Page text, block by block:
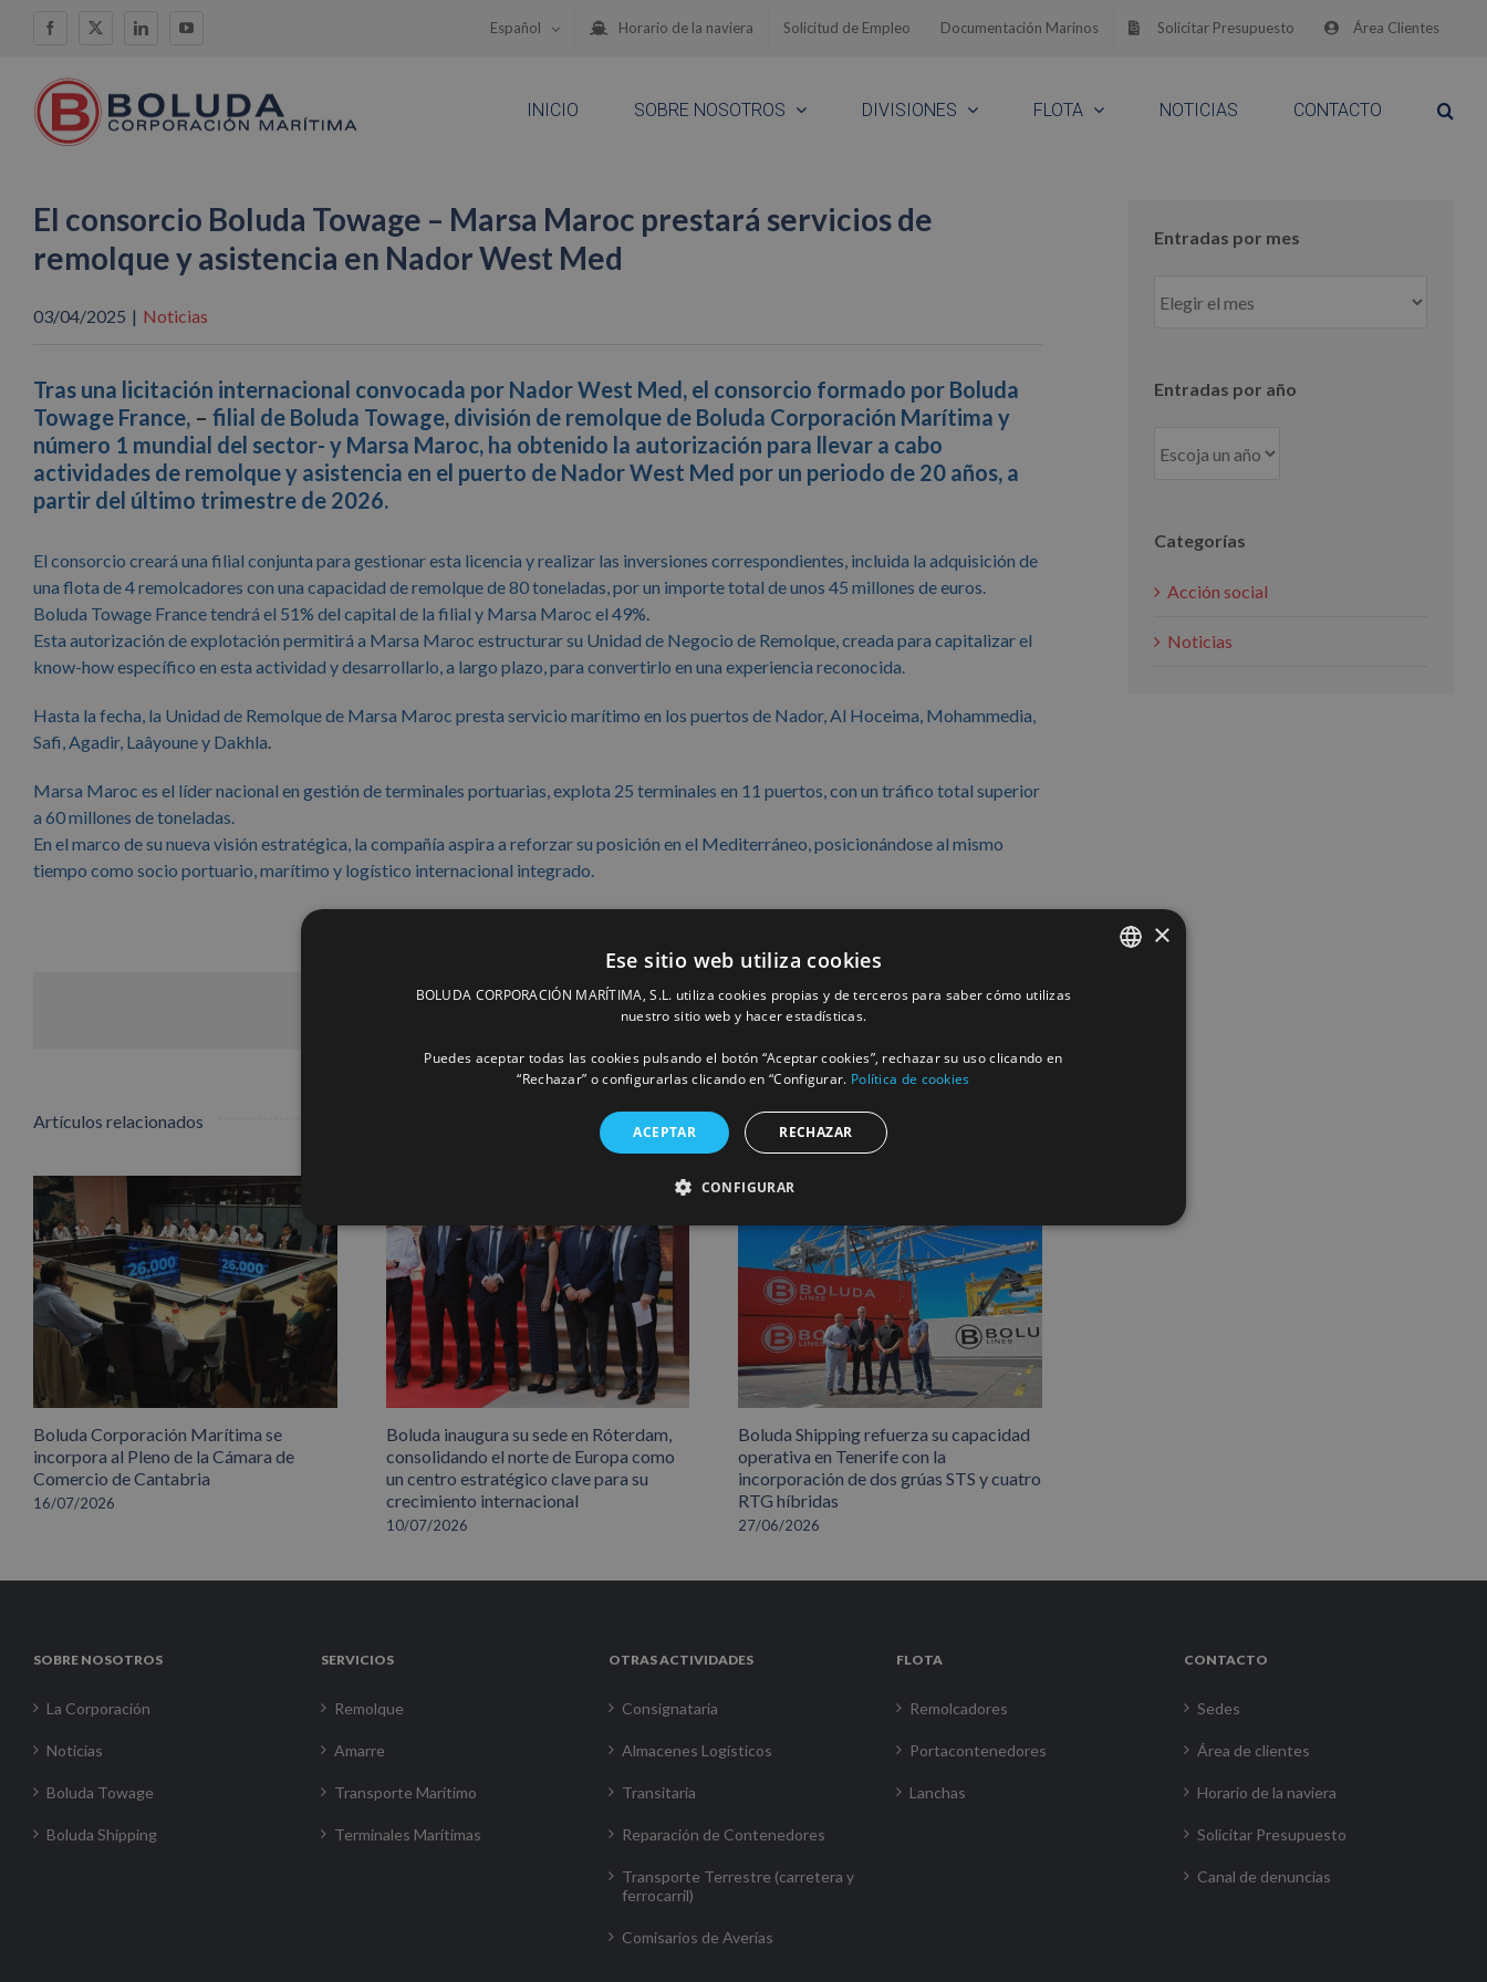
Facebook
X LinkedInYouTube Español Horario de la naviera Solicitud de Empleo Documentación Marinos Solicitar Presupuesto Área Clientes
INICIO SOBRE NOSOTROS DIVISIONES FLOTA NOTICIAS CONTACTO
El consorcio Boluda Towage – Marsa Maroc prestará servicios de
remolque y asistencia en Nador West Med
03/04/2025 | Noticias
Tras una licitación internacional convocada por Nador West Med, el consorcio formado por Boluda
Towage France, – filial de Boluda Towage, división de remolque de Boluda Corporación Marítima y
número 1 mundial del sector- y Marsa Maroc, ha obtenido la autorización para llevar a cabo
actividades de remolque y asistencia en el puerto de Nador West Med por un periodo de 20 años, a
partir del último trimestre de 2026.
El consorcio creará una filial conjunta para gestionar esta licencia y realizar las inversiones correspondientes, incluida la adquisición de
una flota de 4 remolcadores con una capacidad de remolque de 80 toneladas, por un importe total de unos 45 millones de euros.
Boluda Towage France tendrá el 51% del capital de la filial y Marsa Maroc el 49%.
Esta autorización de explotación permitirá a Marsa Maroc estructurar su Unidad de Negocio de Remolque, creada para capitalizar el
know-how específico en esta actividad y desarrollarlo, a largo plazo, para convertirlo en una experiencia reconocida.
Hasta la fecha, la Unidad de Remolque de Marsa Maroc presta servicio marítimo en los puertos de Nador, Al Hoceima, Mohammedia,
Safi, Agadir, Laâyoune y Dakhla.
Marsa Maroc es el líder nacional en gestión de terminales portuarias, explota 25 terminales en 11 puertos, con un tráfico total superior
a 60 millones de toneladas.
En el marco de su nueva visión estratégica, la compañía aspira a reforzar su posición en el Mediterráneo, posicionándose al mismo
tiempo como socio portuario, marítimo y logístico internacional integrado.
Facebook
X LinkedInWhatsApp
PinterestCorreo
Artículos relacionados
Boluda Corporación Marítima se
incorpora al Pleno de la Cámara de
Comercio de Cantabria
16/07/2026
Boluda inaugura su sede en Róterdam,
consolidando el norte de Europa como
un centro estratégico clave para su
crecimiento internacional
10/07/2026
Boluda Shipping refuerza su capacidad
operativa en Tenerife con la
incorporación de dos grúas STS y cuatro
RTG híbridas
27/06/2026
Entradas por mes
por
Entradas por año
Categorías
Acción social
Noticias
SOBRE NOSOTROS
La Corporación
Noticias
Boluda Towage
Boluda Shipping
SERVICIOS
Remolque
Amarre
Transporte Marítimo
Terminales Marítimas
OTRAS ACTIVIDADES
Consignataria
Almacenes Logísticos
Transitaria
Reparación de Contenedores
Transporte Terrestre (carretera y
ferrocarril)
Comisarios de Averías
FLOTA
Remolcadores
Portacontenedores
Lanchas
CONTACTO
Sedes
Área de clientes
Horario de la naviera
Solicitar Presupuesto
Canal de denuncias
×
Ese sitio web utiliza cookies
BOLUDA CORPORACIÓN MARÍTIMA, S.L. utiliza cookies propias y de terceros para saber cómo utilizas
nuestro sitio web y hacer estadísticas.
Puedes aceptar todas las cookies pulsando el botón “Aceptar cookies”, rechazar su uso clicando en
“Rechazar” o configurarlas clicando en “Configurar. Política de cookies
ACEPTAR RECHAZAR
CONFIGURAR